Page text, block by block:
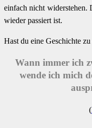
einfach nicht widerstehen.
wieder passiert ist.
Hast du eine Geschichte
Wann immer ich
wende ich mich
(